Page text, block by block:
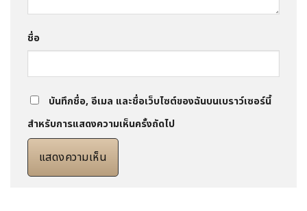
ชื่อ
บันทึกชื่อ, อีเมล และชื่อเว็บไซต์ของฉันบนเบราว์เซอร์นี้
สำหรับการแสดงความเห็นครั้งถัดไป